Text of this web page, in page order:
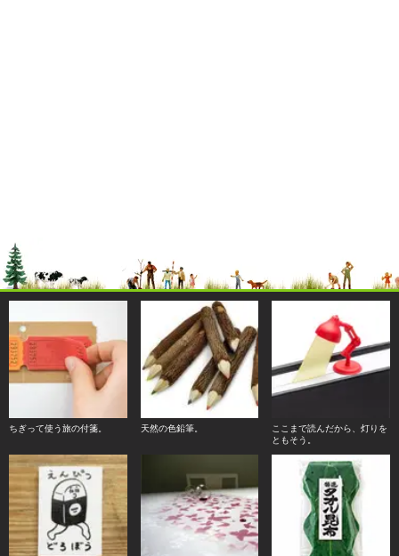
ちぎって使う旅の付箋。 天然の色鉛筆。
ここまで読んだから、灯りを
ともそう。